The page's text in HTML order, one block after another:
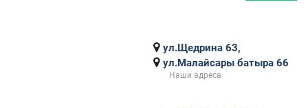
ул.Щедрина 63,
ул.Малайсары батыра 66
Наши адреса